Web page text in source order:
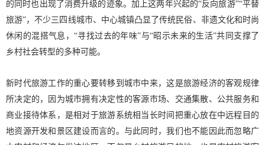
的同时也出现了消费升级的迹象。加上这两年兴起的“反向旅游”“平替
旅游”，不少三四线城市、中心城镇凸显了传统民俗、非遗文化和时尚
休闲的混搭气息，“寻找过去的年味”与“昭示未来的生活”共同支撑了
乡村社会转型的多种可能。
新时代旅游工作的重心要转移到城市中来，这是旅游经济的客观规律
所决定的，因为城市拥有决定性的客源市场、交通集散、公共服务和
商业接待体系，是相对于旅游系统相当长时间把重心放在中远程目的
地资源开发和景区建设而言的。与此同时，我们也不能因此而忽略广